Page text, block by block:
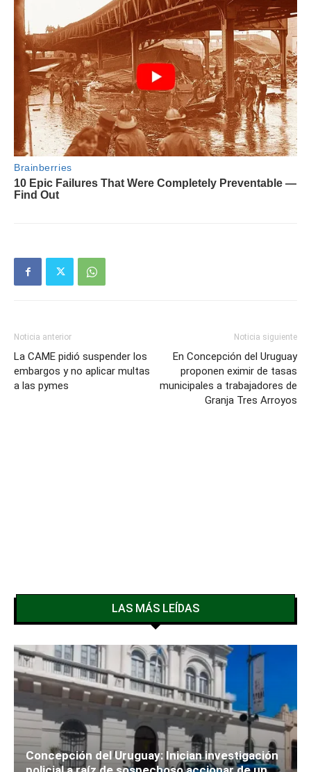
Noticia anterior
La CAME pidió suspender los
embargos y no aplicar multas
a las pymes
Noticia siguiente
En Concepción del Uruguay
proponen eximir de tasas
municipales a trabajadores de
Granja Tres Arroyos
LAS MÁS LEÍDAS
Concepción del Uruguay: Inician investigación